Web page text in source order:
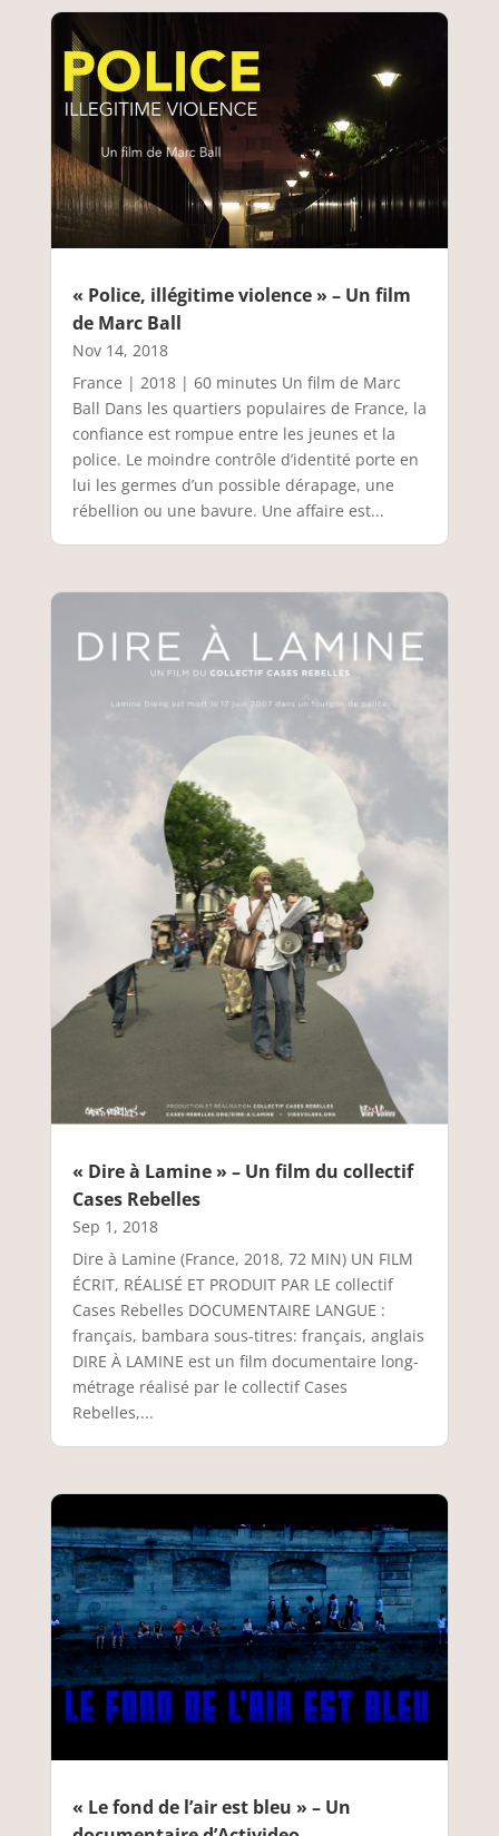
« Police, illégitime violence » – Un film
de Marc Ball
Nov 14, 2018
France | 2018 | 60 minutes Un film de Marc
Ball Dans les quartiers populaires de France, la
confiance est rompue entre les jeunes et la
police. Le moindre contrôle d’identité porte en
lui les germes d’un possible dérapage, une
rébellion ou une bavure. Une affaire est...
« Dire à Lamine » – Un film du collectif
Cases Rebelles
Sep 1, 2018
Dire à Lamine (France, 2018, 72 MIN) UN FILM
ÉCRIT, RÉALISÉ ET PRODUIT PAR LE collectif
Cases Rebelles DOCUMENTAIRE LANGUE :
français, bambara sous-titres: français, anglais
DIRE À LAMINE est un film documentaire long-
métrage réalisé par le collectif Cases
Rebelles,...
« Le fond de l’air est bleu » – Un